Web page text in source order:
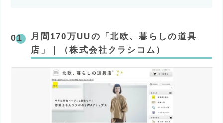
月間170万UUの「北欧、暮らしの道具
店」｜（株式会社クラシコム）